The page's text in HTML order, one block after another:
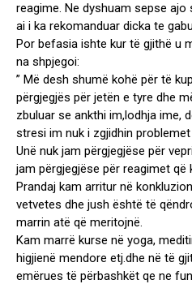
reagime. Ne dyshuam sepse
ai i ka rekomanduar dicka te
Por befasia ishte kur të gjithë u
na shpjegoi:
” Më desh shumë kohë për të
përgjegjës për jetën e tyre dhe
zbuluar se ankthi im,lodhja ime,
stresi im nuk i zgjidhin problemet
Unë nuk jam përgjegjëse për
jam përgjegjëse për reagimet
Prandaj kam arritur në
vetvetes dhe jush është të
marrin atë që meritojnë.
Kam marrë kurse në yoga,
higjienë mendore etj.dhe në të
emërues të përbashkët qe ne